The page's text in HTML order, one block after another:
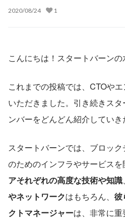
2020/08/24 1
こんにちは！スタートバーンの
これまでの投稿では、CTOや
いただきました。引き続きス
ンバーをどんどん紹介していき
スタートバーンでは、ブロッ
のためのインフラやサービスを
アそれぞれの高度な技術や知識、
やネットワークはもちろん、 彼
クトマネージャーは、非常に重